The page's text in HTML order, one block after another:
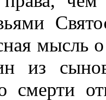
мысль
из
смерти